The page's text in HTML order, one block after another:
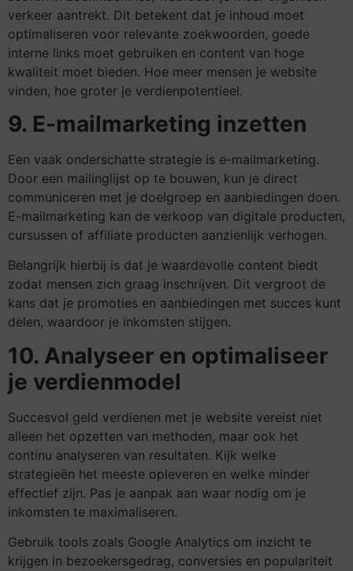
verkeer aantrekt. Dit betekent dat je inhoud moet
optimaliseren voor relevante zoekwoorden, goede
interne links moet gebruiken en content van hoge
kwaliteit moet bieden. Hoe meer mensen je website
vinden, hoe groter je verdienpotentieel.
9. E-mailmarketing inzetten
Een vaak onderschatte strategie is e-mailmarketing.
Door een mailinglijst op te bouwen, kun je direct
communiceren met je doelgroep en aanbiedingen doen.
E-mailmarketing kan de verkoop van digitale producten,
cursussen of affiliate producten aanzienlijk verhogen.
Belangrijk hierbij is dat je waardevolle content biedt
zodat mensen zich graag inschrijven. Dit vergroot de
kans dat je promoties en aanbiedingen met succes kunt
delen, waardoor je inkomsten stijgen.
10. Analyseer en optimaliseer
je verdienmodel
Succesvol geld verdienen met je website vereist niet
alleen het opzetten van methoden, maar ook het
continu analyseren van resultaten. Kijk welke
strategieën het meeste opleveren en welke minder
effectief zijn. Pas je aanpak aan waar nodig om je
inkomsten te maximaliseren.
Gebruik tools zoals Google Analytics om inzicht te
krijgen in bezoekersgedrag, conversies en populariteit